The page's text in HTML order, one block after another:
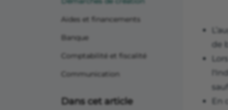
Aides et financements
Banque
Comptabilité et fiscalité
Communication
Dans cet article
de